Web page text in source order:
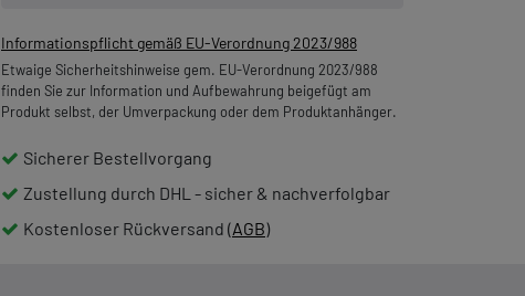
Informationspflicht gemäß EU-Verordnung 2023/988
Etwaige Sicherheitshinweise gem. EU-Verordnung 2023/988
finden Sie zur Information und Aufbewahrung beigefügt am
Produkt selbst, der Umverpackung oder dem Produktanhänger.
Sicherer Bestellvorgang
Zustellung durch DHL - sicher & nachverfolgbar
Kostenloser Rückversand (AGB)